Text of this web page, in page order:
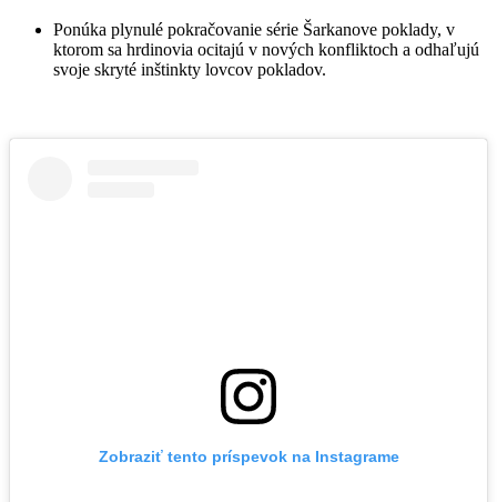
Ponúka plynulé pokračovanie série Šarkanove poklady, v
ktorom sa hrdinovia ocitajú v nových konfliktoch a odhaľujú
svoje skryté inštinkty lovcov pokladov.
Zobraziť tento príspevok na Instagrame